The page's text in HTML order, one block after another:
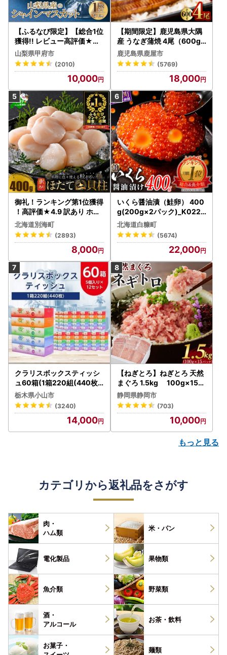
【ふるなび限定】【総合1位
獲得!! レビュー高評価★】
〈2026年度配送分〉山梨
県産 シャインマスカット 2
～3房（1.0kg以上）シャイ
ン フルーツ FN-Limited-S
P
山梨県甲府市
(2010)
10,000
【期間限定】鹿児島県大隅
産 うなぎ蒲焼 4尾（600g
） KN007-004-04-cp18
うなぎ 鰻 魚 惣菜 総菜
鹿児島県鹿屋市
(5769)
18,000
御礼！ランキング第1位獲得
！高評価★4.9 訳あり ホタ
テ 400g（ほたて 帆立 貝柱
冷凍 ）
北海道別海町
(2893)
8,000
いくら醤油漬（鮭卵） 400
g(200g×2パック)_K022-
1676
北海道白糠町
(5674)
22,000
クラリスボックスティッシ
ュ60箱(1箱220組(440枚))
(5個入り×12セット)【配送
不可地域：離島・沖縄県】
【1256759】
栃木県小山市
(3240)
14,000
【ねぎとろ】ねぎとろ 天然
まぐろ 1.5kg 100g×15パ
ック
静岡県静岡市
(703)
10,000
もっと見る
カテゴリから返礼品をさがす
肉・
ハム類
米・パン
電化製品 果物類
魚介類 野菜類
酒・
アルコール
お茶・ 飲料
お菓子・
麺類